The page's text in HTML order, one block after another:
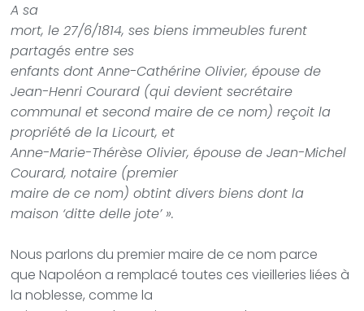
A sa
mort, le 27/6/1814, ses biens immeubles furent
partagés entre ses
enfants dont Anne-Cathérine Olivier, épouse de
Jean-Henri Courard (qui devient secrétaire
communal et second maire de ce nom) reçoit la
propriété de la Licourt, et
Anne-Marie-Thérèse Olivier, épouse de Jean-Michel
Courard, notaire (premier
maire de ce nom) obtint divers biens dont la
maison ‘ditte delle jote’ ».
Nous parlons du premier maire de ce nom parce
que Napoléon a remplacé toutes ces vieilleries liées à
la noblesse, comme la